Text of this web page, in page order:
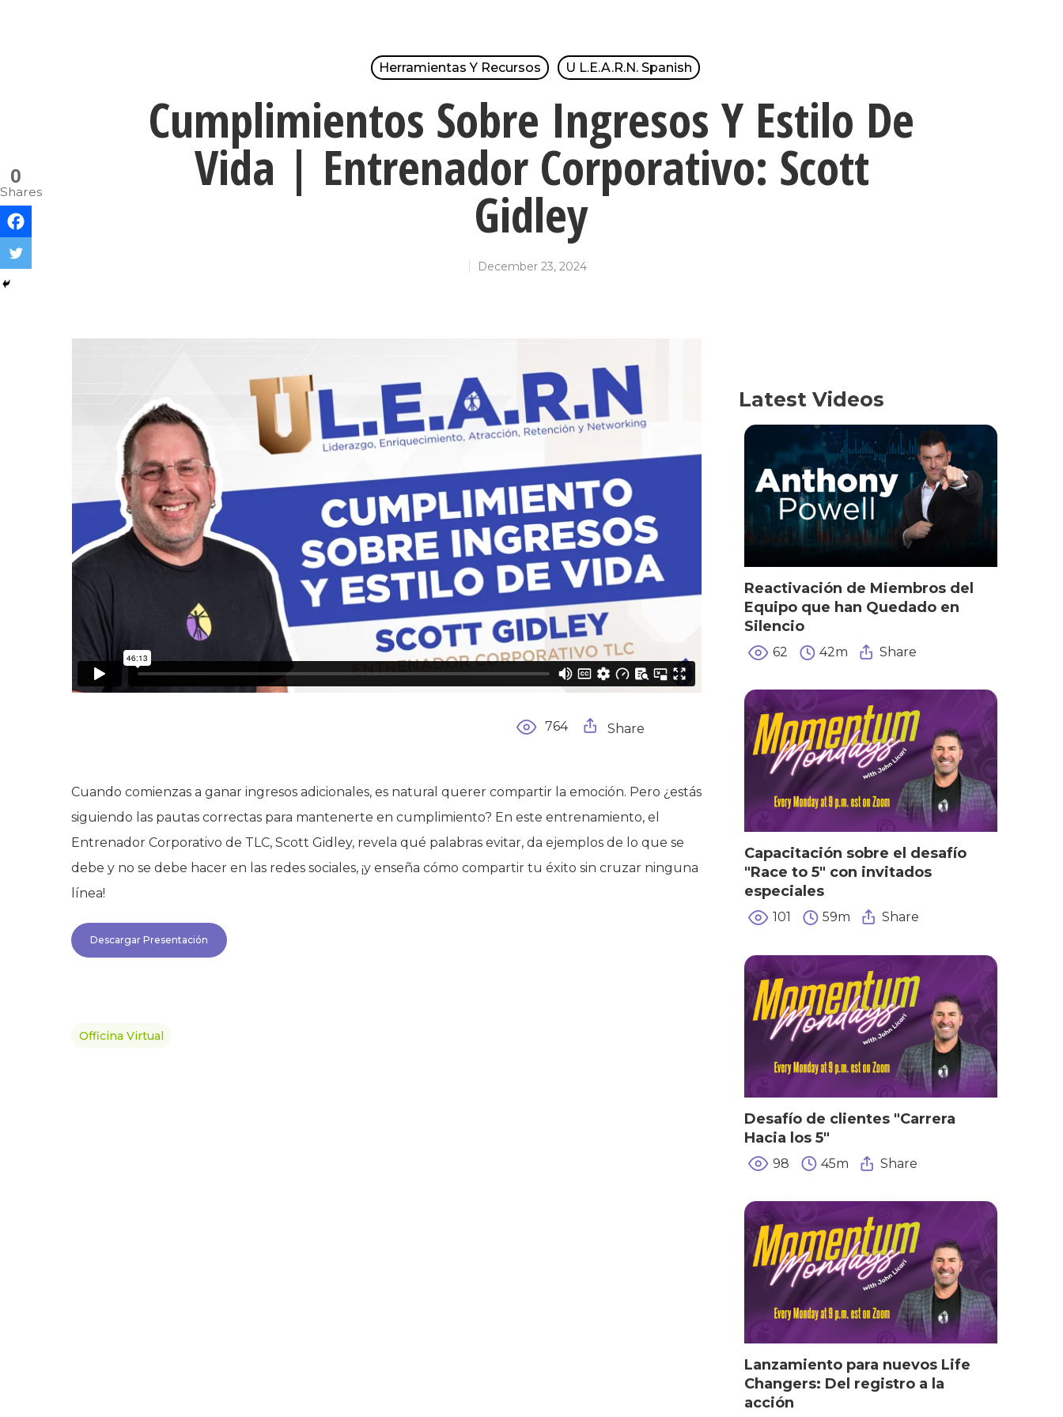
Herramientas Y Recursos U L.E.A.R.N. Spanish
Cumplimientos Sobre Ingresos Y Estilo De
Vida | Entrenador Corporativo: Scott
Gidley
December 23, 2024
764 Share
Cuando comienzas a ganar ingresos adicionales, es natural querer compartir la emoción. Pero ¿estás
siguiendo las pautas correctas para mantenerte en cumplimiento? En este entrenamiento, el
Entrenador Corporativo de TLC, Scott Gidley, revela qué palabras evitar, da ejemplos de lo que se
debe y no se debe hacer en las redes sociales, ¡y enseña cómo compartir tu éxito sin cruzar ninguna
línea!
Descargar Presentación
0
Shares
Officina Virtual
Latest Videos
Reactivación de Miembros del
Equipo que han Quedado en
Silencio
62 42m Share
Capacitación sobre el desafío
"Race to 5" con invitados
especiales
101 59m Share
Desafío de clientes "Carrera
Hacia los 5"
98 45m Share
Lanzamiento para nuevos Life
Changers: Del registro a la
acción